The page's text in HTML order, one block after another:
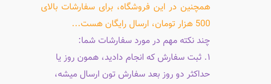
همچنین در این فروشگاه، برای سفارشات بالای
500 هزار تومان، ارسال رایگان هست...
چند نکته مهم در مورد سفارشات شما:
۱. ثبت سفارش که انجام دادید، همون روز یا
حداکثر دو روز بعد سفارش تون ارسال میشه،